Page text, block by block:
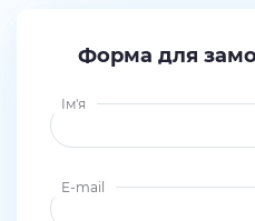
Форма для
Ім'я
E-mail